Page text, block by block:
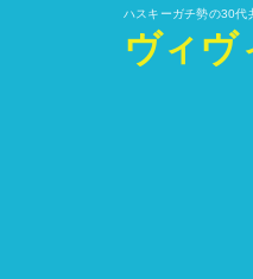
ハスキーガチ勢の30代
ヴィヴ